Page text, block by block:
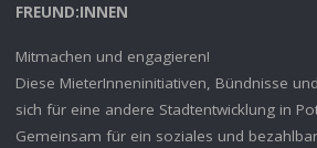
FREUND:INNEN
Mitmachen und engagieren!
Diese MieterInneninitiativen, Bündnisse
sich für eine andere Stadtentwicklung in
Gemeinsam für ein soziales und